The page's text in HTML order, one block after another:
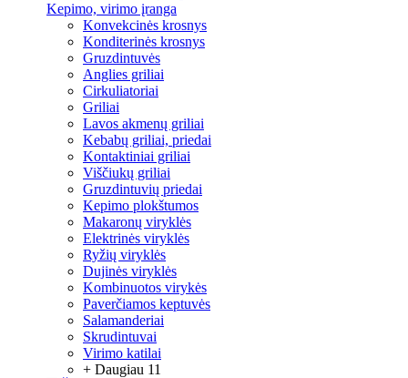
Kepimo, virimo įranga
Konvekcinės krosnys
Konditerinės krosnys
Gruzdintuvės
Anglies griliai
Cirkuliatoriai
Griliai
Lavos akmenų griliai
Kebabų griliai, priedai
Kontaktiniai griliai
Viščiukų griliai
Gruzdintuvių priedai
Kepimo plokštumos
Makaronų viryklės
Elektrinės viryklės
Ryžių viryklės
Dujinės viryklės
Kombinuotos virykės
Paverčiamos keptuvės
Salamanderiai
Skrudintuvai
Virimo katilai
+ Daugiau 11